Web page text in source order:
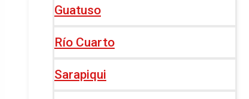
Guatuso
Río Cuarto
Sarapiqui